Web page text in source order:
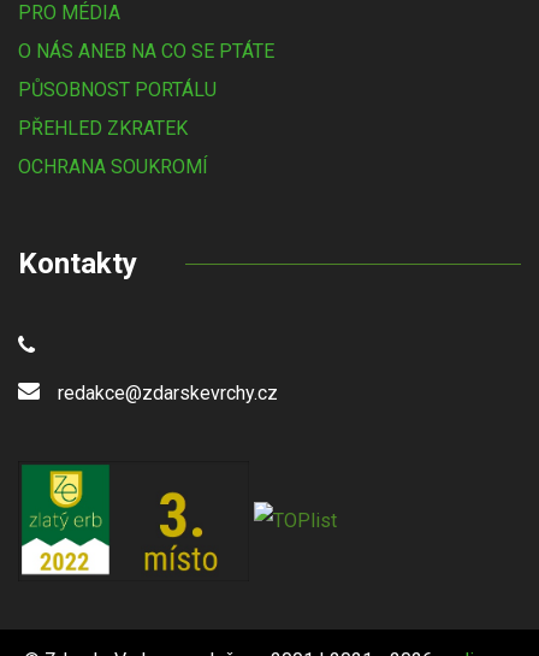
PRO MÉDIA
O NÁS ANEB NA CO SE PTÁTE
PŮSOBNOST PORTÁLU
PŘEHLED ZKRATEK
OCHRANA SOUKROMÍ
Kontakty
redakce@zdarskevrchy.cz